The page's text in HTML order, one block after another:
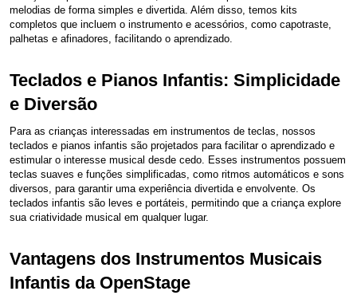
melodias de forma simples e divertida. Além disso, temos kits
completos que incluem o instrumento e acessórios, como capotraste,
palhetas e afinadores, facilitando o aprendizado.
Teclados e Pianos Infantis: Simplicidade
e Diversão
Para as crianças interessadas em instrumentos de teclas, nossos
teclados e pianos infantis são projetados para facilitar o aprendizado e
estimular o interesse musical desde cedo. Esses instrumentos possuem
teclas suaves e funções simplificadas, como ritmos automáticos e sons
diversos, para garantir uma experiência divertida e envolvente. Os
teclados infantis são leves e portáteis, permitindo que a criança explore
sua criatividade musical em qualquer lugar.
Vantagens dos Instrumentos Musicais
Infantis da OpenStage